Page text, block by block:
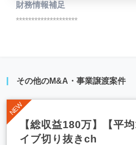
財務情報補足
********************
その他のM&A・事業譲渡案件
【総収益180万】【平
イブ切り抜きch